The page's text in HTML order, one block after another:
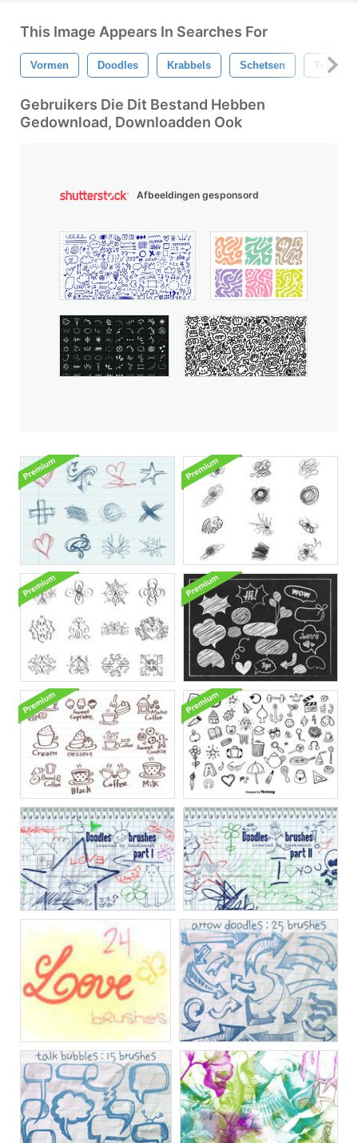
This Image Appears In Searches For
Vormen Doodles Krabbels Schetsen Tekening
Gebruikers Die Dit Bestand Hebben
Gedownload, Downloadden Ook
Afbeeldingen gesponsord